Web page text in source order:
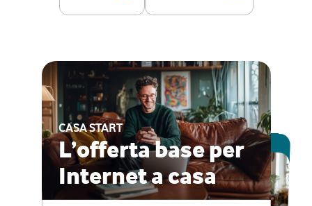
CASA START
L’offerta base per
Internet a casa
ESCLUSIVA ONLINE
CASA PRO